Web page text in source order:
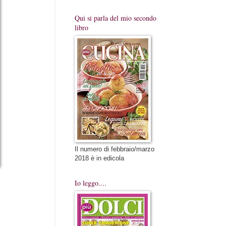
Qui si parla del mio secondo
libro
Il numero di febbraio/marzo
2018 è in edicola
Io leggo....